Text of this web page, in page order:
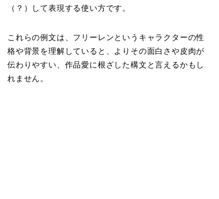
（？）して表現する使い方です。
これらの例文は、フリーレンというキャラクターの性
格や背景を理解していると、よりその面白さや皮肉が
伝わりやすい、作品愛に根ざした構文と言えるかもし
れません。